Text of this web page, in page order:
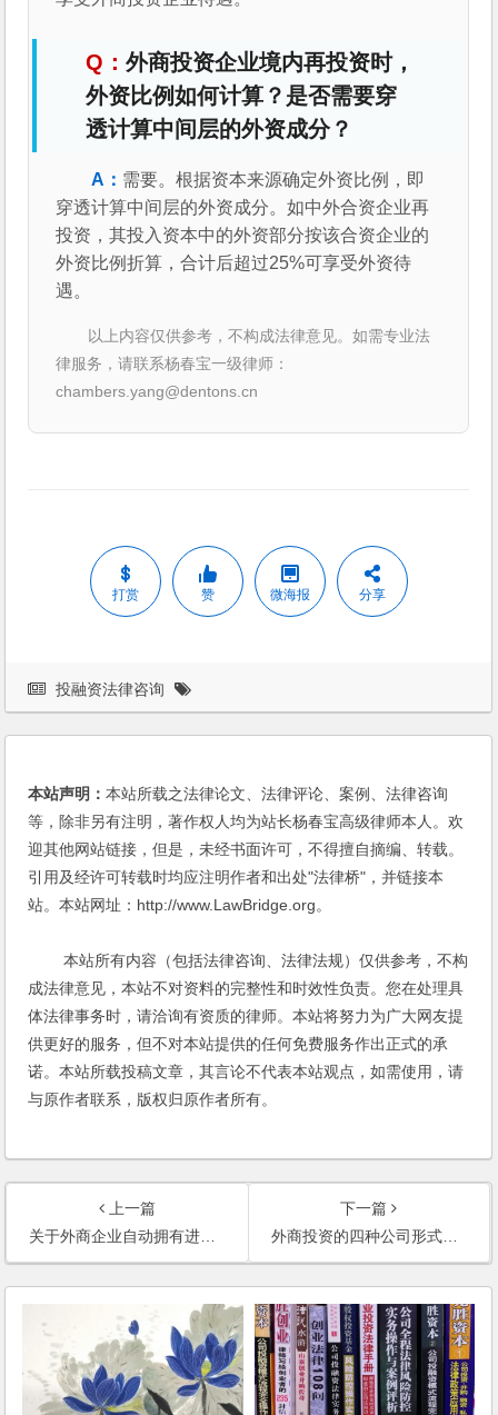
外商投资企业境内再投资时，
外资比例如何计算？是否需要穿
透计算中间层的外资成分？
需要。根据资本来源确定外资比例，即
穿透计算中间层的外资成分。如中外合资企业再
投资，其投入资本中的外资部分按该合资企业的
外资比例折算，合计后超过25%可享受外资待
遇。
以上内容仅供参考，不构成法律意见。如需专业法
律服务，请联系杨春宝一级律师：
chambers.yang@dentons.cn
打赏 赞 微海报 分享
投融资法律咨询
本站声明：本站所载之法律论文、法律评论、案例、法律咨询
等，除非另有注明，著作权人均为站长杨春宝高级律师本人。欢
迎其他网站链接，但是，未经书面许可，不得擅自摘编、转载。
引用及经许可转载时均应注明作者和出处"法律桥"，并链接本
站。本站网址：http://www.LawBridge.org。
本站所有内容（包括法律咨询、法律法规）仅供参考，不构
成法律意见，本站不对资料的完整性和时效性负责。您在处理具
体法律事务时，请洽询有资质的律师。本站将努力为广大网友提
供更好的服务，但不对本站提供的任何免费服务作出正式的承
诺。本站所载投稿文章，其言论不代表本站观点，如需使用，请
与原作者联系，版权归原作者所有。
上一篇
关于外商企业自动拥有进出口权问题(2004)
下一篇
外商投资的四种公司形式的优劣比较(2003)